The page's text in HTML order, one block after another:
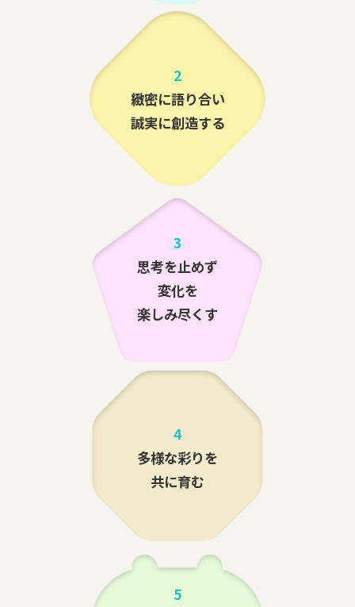
2
緻密に語り合い
誠実に創造する
3
思考を止めず
変化を
楽しみ尽くす
4
多様な彩りを
共に育む
5